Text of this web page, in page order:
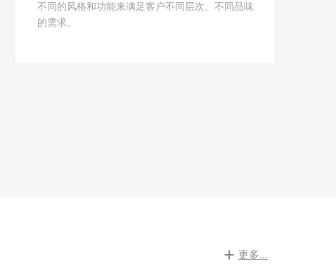
不同的风格和功能来满足客户不同层次、不同品味
的需求。
 更多...